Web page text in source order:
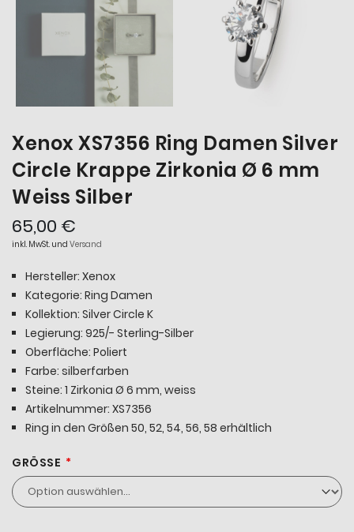
Xenox XS7356 Ring Damen Silver
Circle Krappe Zirkonia Ø 6 mm
Weiss Silber
65,00 €
inkl. MwSt. und Versand
Hersteller: Xenox
Kategorie: Ring Damen
Kollektion: Silver Circle K
Legierung: 925/- Sterling-Silber
Oberfläche: Poliert
Farbe: silberfarben
Steine: 1 Zirkonia Ø 6 mm, weiss
Artikelnummer: XS7356
Ring in den Größen 50, 52, 54, 56, 58 erhältlich
GRÖSSE